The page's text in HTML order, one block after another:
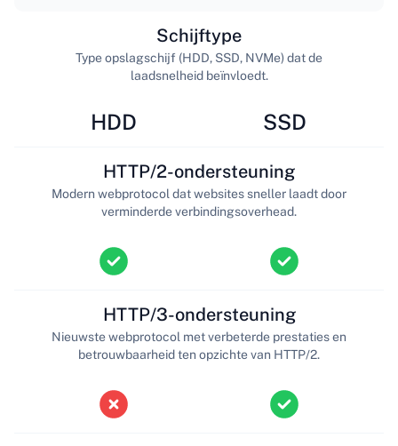
HDD
Schijftype
Type opslagschijf (HDD, SSD, NVMe) dat de
laadsnelheid beïnvloedt.
SSD
HTTP/2-ondersteuning
Modern webprotocol dat websites sneller laadt door
verminderde verbindingsoverhead.
HTTP/3-ondersteuning
Nieuwste webprotocol met verbeterde prestaties en
betrouwbaarheid ten opzichte van HTTP/2.